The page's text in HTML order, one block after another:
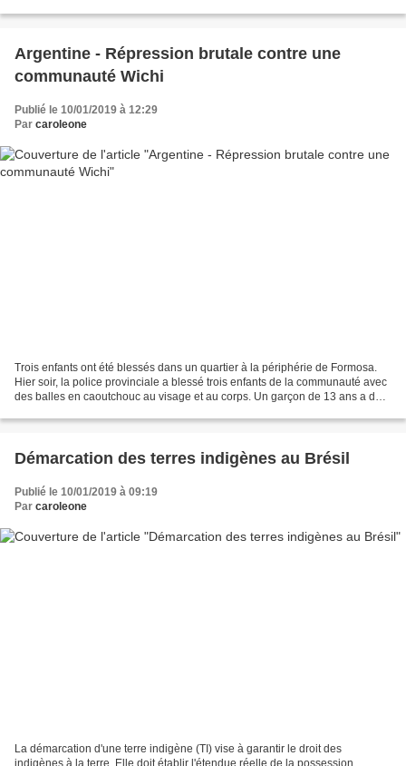
Argentine - Répression brutale contre une
communauté Wichi
Publié le 10/01/2019 à 12:29
Par caroleone
Trois enfants ont été blessés dans un quartier à la périphérie de Formosa.
Hier soir, la police provinciale a blessé trois enfants de la communauté avec
des balles en caoutchouc au visage et au corps. Un garçon de 13 ans a dû
Démarcation des terres indigènes au Brésil
Publié le 10/01/2019 à 09:19
Par caroleone
La démarcation d'une terre indigène (TI) vise à garantir le droit des
indigènes à la terre. Elle doit établir l'étendue réelle de la possession